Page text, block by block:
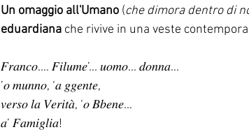
Un omaggio all'Umano (che dimora dentro di
eduardiana che rivive in una veste
𝐹𝑟𝑎𝑛𝑐𝑜.... 𝐹𝑖𝑙𝑢𝑚𝑒’... 𝑢𝑜𝑚𝑜... 𝑑𝑜𝑛𝑛𝑎...
’𝑜 𝑚𝑢𝑛𝑛𝑜, ‘𝑎 𝑔𝑔𝑒𝑛𝑡𝑒,
𝑣𝑒𝑟𝑠𝑜 𝑙𝑎 𝑉𝑒𝑟𝑖𝑡𝑎̀, ‘𝑜 𝐵𝑏𝑒𝑛𝑒...
𝑎’ 𝐹𝑎𝑚𝑖𝑔𝑙𝑖𝑎!